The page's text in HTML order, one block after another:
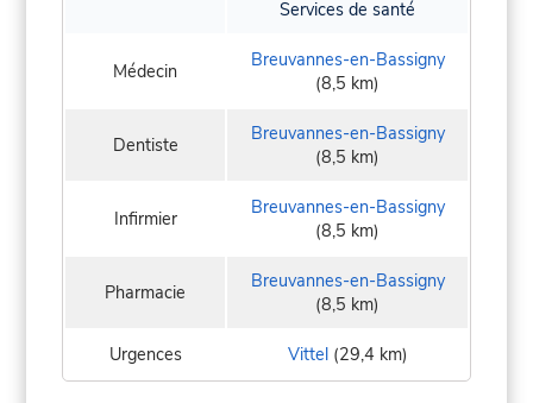
Services de santé
Médecin
Breuvannes-en-Bassigny
(8,5 km)
Dentiste
Breuvannes-en-Bassigny
(8,5 km)
Infirmier
Breuvannes-en-Bassigny
(8,5 km)
Pharmacie
Breuvannes-en-Bassigny
(8,5 km)
Urgences Vittel(29,4 km)